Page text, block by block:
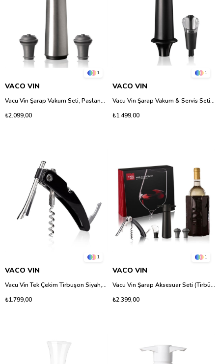
1
VACO VIN
Vacu Vin Şarap Vakum Seti, Paslanmaz Çelik (1 Pompa, 2 Tıpa), Hediye Kutulu
₺2.099,00
1
VACO VIN
Vacu Vin Şarap Vakum & Servis Seti (1 Pompa, 1 Servis Tıpa), Kutulu
₺1.499,00
1
VACO VIN
Vacu Vin Tek Çekim Tirbuşon Siyah, Kutulu
₺1.799,00
1
VACO VIN
Vacu Vin Şarap Aksesuar Seti (Tirbüşon, Soğutucu, Servis, Vakum Set, Stoper), Kutulu
₺2.399,00